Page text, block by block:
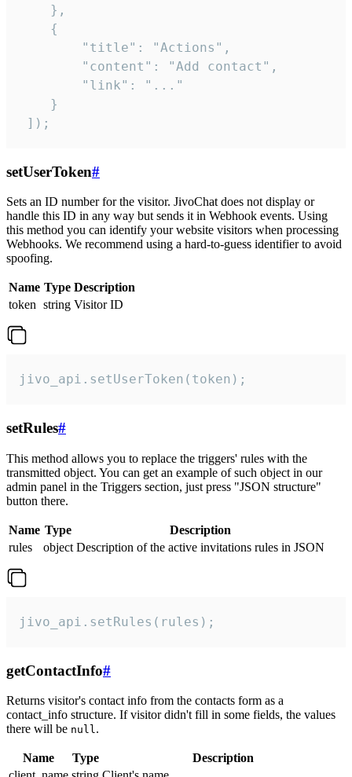
    },
    {
        "title": "Actions",
        "content": "Add contact",
        "link": "..."
    }
]);
setUserToken#
Sets an ID number for the visitor. JivoChat does not display or
handle this ID in any way but sends it in Webhook events. Using
this method you can identify your website visitors when processing
Webhooks. We recommend using a hard-to-guess identifier to avoid
spoofing.
Name Type Description
token string Visitor ID
jivo_api.setUserToken(token);
setRules#
This method allows you to replace the triggers' rules with the
transmitted object. You can get an example of such object in our
admin panel in the Triggers section, just press "JSON structure"
button there.
Name Type
Description
rules
object Description of the active invitations rules in JSON
jivo_api.setRules(rules);
getContactInfo#
Returns visitor's contact info from the contacts form as a
contact_info structure. If visitor didn't fill in some fields, the values
there will be null.
Name Type
Description